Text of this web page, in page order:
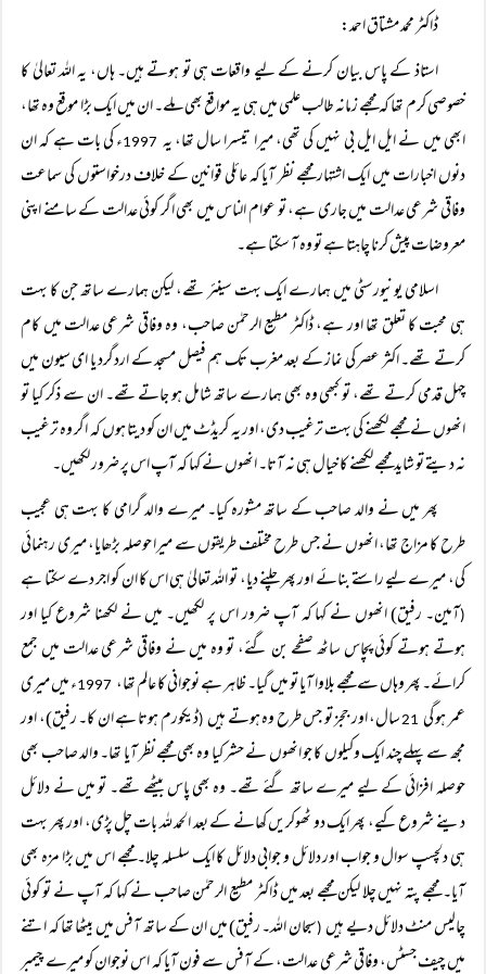
ڈاکٹر محمد مشتاق احمد:
استاذ کے پاس بیان کرنے کے لیے واقعات ہی تو ہوتے ہیں۔ ہاں، یہ اللہ تعالیٰ کا
خصوصی کرم تھا کہ مجھے زمانہ طالب علمی میں ہی یہ مواقع بھی ملے۔ ان میں ایک بڑا موقع وہ تھا،
ابھی میں نے ایل ایل بی نہیں کی تھی، میرا تیسرا سال تھا، یہ
ء کی بات ہے کہ ان
دنوں اخبارات میں ایک اشتہار مجھے نظر آیا کہ عائلی قوانین کے خلاف درخواستوں کی سماعت
وفاقی شرعی عدالت میں جاری ہے، تو عوام الناس میں بھی اگر کوئی عدالت کے سامنے اپنی
معروضات پیش کرنا چاہتا ہے تو وہ آ سکتا ہے۔
اسلامی یونیورسٹی میں ہمارے ایک بہت سینئر تھے، لیکن ہمارے ساتھ جن کا بہت
ہی محبت کا تعلق تھا اور ہے، ڈاکٹر مطیع الرحمٰن صاحب، وہ وفاقی شرعی عدالت میں کام
کرتے تھے۔ اکثر عصر کی نماز کے بعد مغرب تک ہم فیصل مسجد کے اردگرد یا ای سیون میں
چہل قدمی کرتے تھے، تو کبھی وہ بھی ہمارے ساتھ شامل ہو جاتے تھے۔ ان سے ذکر کیا تو
انھوں نے مجھے لکھنے کی بہت ترغیب دی، اور یہ کریڈٹ میں ان کو دیتا ہوں کہ اگر وہ ترغیب
نہ دیتے تو شاید مجھے لکھنے کا خیال ہی نہ آتا۔ انھوں نے کہا کہ آپ اس پر ضرور لکھیں۔
پھر میں نے والد صاحب کے ساتھ مشورہ کیا۔ میرے والد گرامی کا بہت ہی عجیب
طرح کا مزاج تھا، انھوں نے جس طرح مختلف طریقوں سے میرا حوصلہ بڑھایا، میری رہنمائی
کی، میرے لیے راستے بنائے اور پھر چلنے دیا، تو اللہ تعالیٰ ہی اس کا ان کو اجر دے سکتا ہے
(آمین۔ رفیق) انھوں نے کہا کہ آپ ضرور اس پر لکھیں۔ میں نے لکھنا شروع کیا اور
ہوتے ہوتے کوئی پچاس ساٹھ صفحے بن گئے، تو وہ میں نے وفاقی شرعی عدالت میں جمع
کرائے۔ پھر وہاں سے مجھے بلاوا آیا تو میں گیا۔ ظاہر ہے نوجوانی کا عالم تھا،
ء میں میری
عمر ہو گی
سال، اور ججز تو جس طرح وہ ہوتے ہیں (ڈیکورم ہوتا ہے ان کا۔ رفیق)، اور
مجھ سے پہلے چند ایک وکیلوں کا جو انھوں نے حشر کیا وہ بھی مجھے نظر آیا تھا۔ والد صاحب بھی
حوصلہ افزائی کے لیے میرے ساتھ گئے تھے۔ وہ بھی پاس بیٹھے تھے۔ تو میں نے دلائل
دینے شروع کیے، پھر ایک دو ٹھوکریں کھانے کے بعد الحمد للہ بات چل پڑی، اور پھر بہت
ہی دلچسپ سوال و جواب اور دلائل و جوابی دلائل کا ایک سلسلہ چلا۔ مجھے اس میں بڑا مزہ بھی
آیا۔ مجھے پتہ نہیں چلا لیکن مجھے بعد میں ڈاکٹر مطیع الرحمٰن صاحب نے کہا کہ آپ نے تو کوئی
چالیس منٹ دلائل دیے ہیں (سبحان اللہ۔ رفیق) میں ان کے ساتھ آفس میں بیٹھا تھا کہ اتنے
میں چیف جسٹس، وفاقی شرعی عدالت، کے آفس سے فون آیا کہ اس نوجوان کو میرے چیمبر